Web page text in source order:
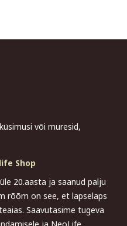
või muresid,
Shop
20.aasta ja saanud palju
rõõm on see, et lapselaps
Saavutasime tugeva